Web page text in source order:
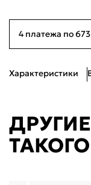
4 платежа по
Характеристики